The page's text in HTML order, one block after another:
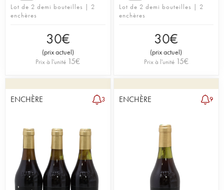
Lot de 2 demi bouteilles | 2
enchères
30€
(prix actuel)
Prix à l'unité 15€
Lot de 2 demi bouteilles | 2
enchères
30€
(prix actuel)
Prix à l'unité 15€
ENCHÈRE 3 ENCHÈRE 9